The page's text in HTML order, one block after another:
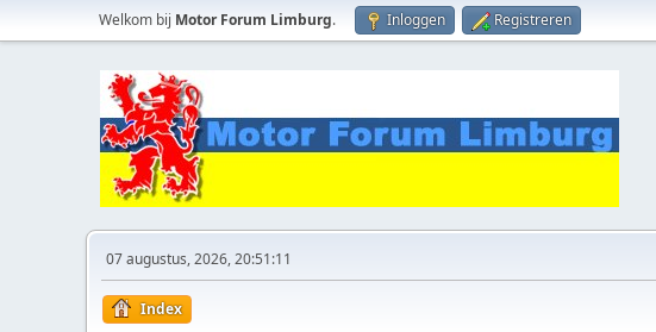
Welkom bij Motor Forum Limburg. Inloggen Registreren
07 augustus, 2026, 20:51:11
Index